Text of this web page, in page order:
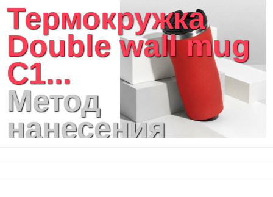
Термокружка
Double wall mug
С1...
Метод
нанесения